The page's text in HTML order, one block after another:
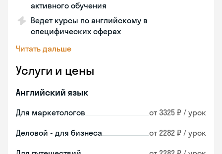
активного обучения
Ведет курсы по английскому в
специфических сферах
Читать дальше
Услуги и цены
Английский язык
Для маркетологов от 3325 ₽ / урок
Деловой - для бизнеса от 2282 ₽ / урок